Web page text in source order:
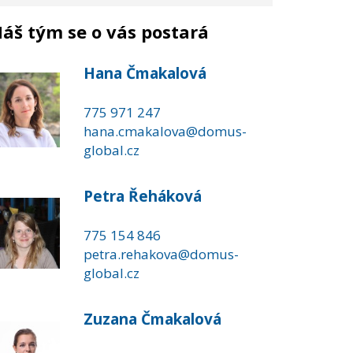
tým se o vás postará
Hana Čmakalová
775 971 247
hana.cmakalova@domus-
global.cz
Petra Řeháková
775 154 846
petra.rehakova@domus-
global.cz
Zuzana Čmakalová